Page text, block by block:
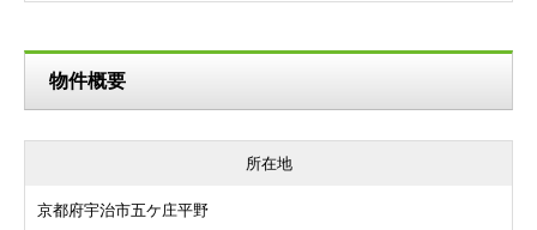
物件概要
所在地
京都府宇治市五ケ庄平野